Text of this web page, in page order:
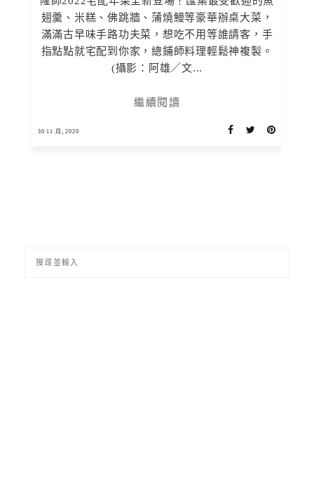
翅羹、米糕、佛跳牆、蒲燒鰻等豪華辦桌大菜，
滿滿古早味手路功夫菜，想吃不用等誰請客，手
指點點就宅配到你家，總鋪師料理輕鬆神複製。
(攝影：阿雄／文...
繼續閱讀
30 11 月, 2020